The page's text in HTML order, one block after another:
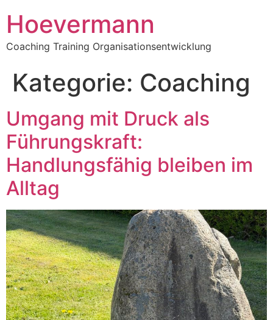
Hoevermann
Coaching Training Organisationsentwicklung
Kategorie: Coaching
Umgang mit Druck als
Führungskraft:
Handlungsfähig bleiben im
Alltag